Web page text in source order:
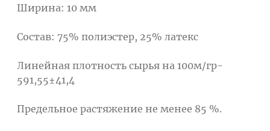
Ширина: 10 мм
Состав: 75% полиэстер, 25% латекс
Линейная плотность сырья на 100м/гр-
591,55±41,4
Предельное растяжение не менее 85 %.